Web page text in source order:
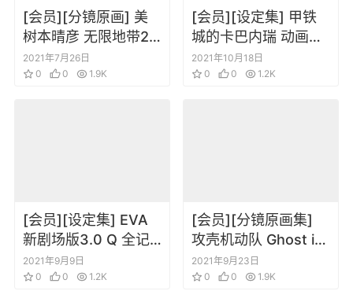
[会员][分镜原画] 美
树本晴彦 无限地带23
SPECIAL PRESENT
原画集 SETTE1
2021年7月26日
0
0 1.9K
[会员][设定集] 甲铁
城的卡巴内瑞 动画分
镜线稿原画集
2021年10月18日
0
0 1.2K
[会员][设定集] EVA
新剧场版3.0 Q 全记
录全集
2021年9月9日
0
0 1.2K
[会员][分镜原画集]
攻壳机动队 Ghost in
the Shell 人物线稿分
镜原画集 Archives
2021年9月23日
0
0 1.9K